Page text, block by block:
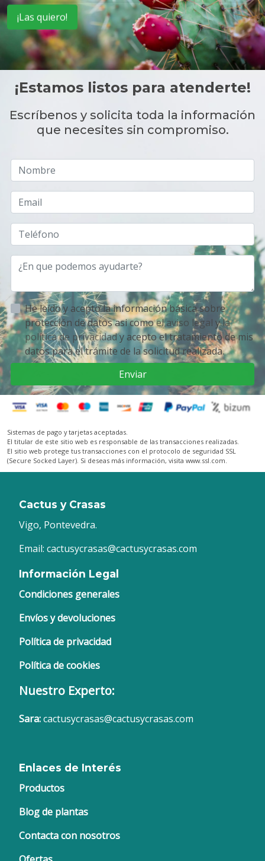
¡Las quiero!
¡Estamos listos para atenderte!
Escríbenos y solicita toda la información
que necesites sin compromiso.
He leído y acepto la información básica sobre
protección de datos asi comoel aviso legal yla
política de privacidady acepto el tratamiento de mis
datos para el trámite de la solicitud realizada.
Enviar
Sistemas de pago y tarjetas aceptadas.
El titular de este sitio web es responsable de las transacciones realizadas.
El sitio web protege tus transacciones con el protocolo de seguridad SSL
(Secure Socked Layer). Si deseas más información, visita www.ssl.com.
Cactus y Crasas
Vigo, Pontevedra.
Email: cactusycrasas@cactusycrasas.com
Información Legal
Condiciones generales
Envíos y devoluciones
Política de privacidad
Política de cookies
Nuestro Experto:
Sara:cactusycrasas@cactusycrasas.com
Enlaces de Interés
Productos
Blog de plantas
Contacta con nosotros